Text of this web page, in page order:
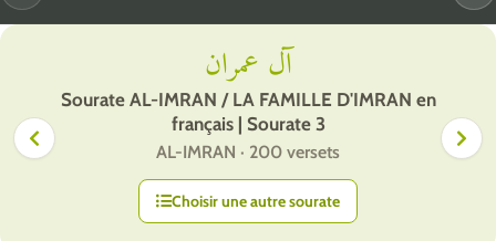
آل عمران
Sourate AL-IMRAN / LA FAMILLE D'IMRAN en
français | Sourate 3
AL-IMRAN · 200 versets
Choisir une autre sourate